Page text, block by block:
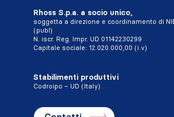
Rhoss S.p.a. a socio unico,
soggetta a direzione e coordinamento di
(publ)
N. iscr. Reg. Impr. UD 01142230299
Capitale sociale: 12.020.000,00 (i.v)
Stabilimenti produttivi
Codroipo – UD (Italy)